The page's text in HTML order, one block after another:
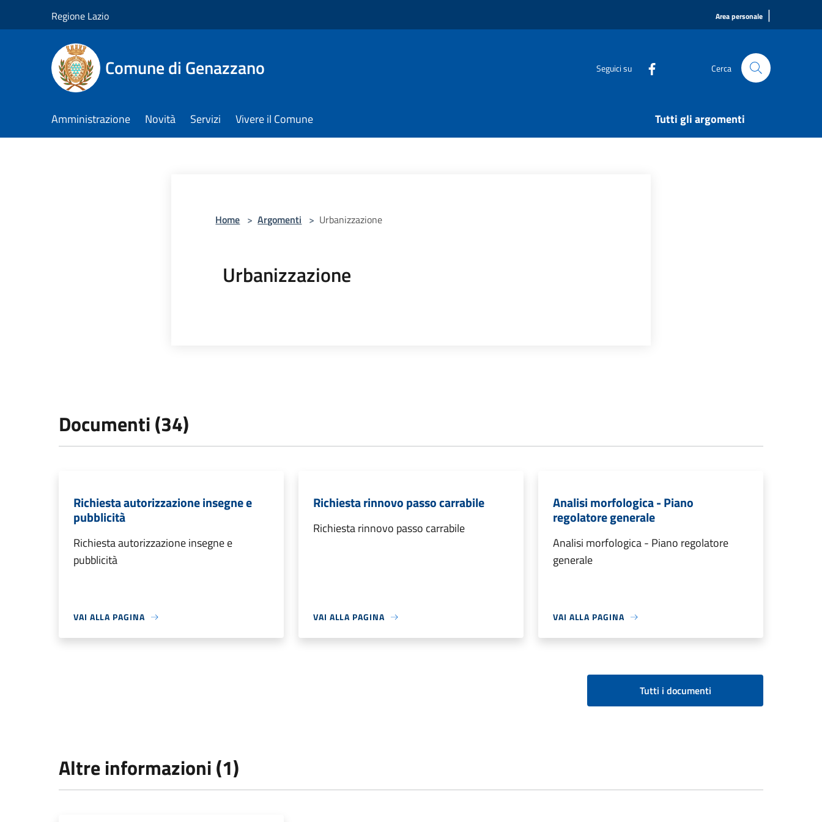
Regione Lazio Area personale |
Comune di Genazzano Seguici su Cerca
Amministrazione Novità Servizi Vivere il Comune Tutti gli argomenti
Home > Argomenti > Urbanizzazione
Urbanizzazione
Documenti (34)
Richiesta autorizzazione insegne e
pubblicità
Richiesta autorizzazione insegne e
pubblicità
VAI ALLA PAGINA
Richiesta rinnovo passo carrabile
Richiesta rinnovo passo carrabile
VAI ALLA PAGINA
Analisi morfologica - Piano
regolatore generale
Analisi morfologica - Piano regolatore
generale
VAI ALLA PAGINA
Tutti i documenti
Altre informazioni (1)